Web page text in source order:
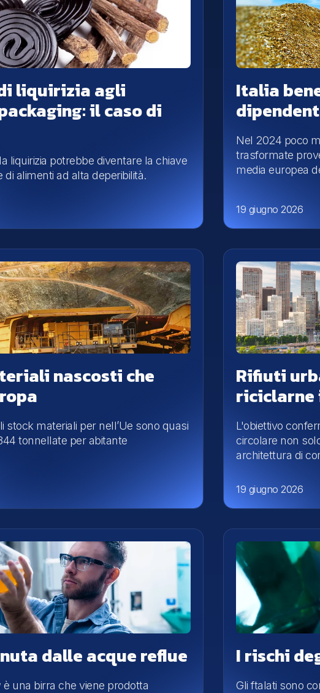
liquirizia agli
il caso di
liquirizia potrebbe diventare la chiave
alimenti ad alta deperibilità.
Italia
Nel 2024 poco
trasformate
media europea
19 giugno 2026
nascosti che
stock materiali per nell’Ue sono quasi
tonnellate per abitante
Rifiuti
riciclarne
L'obiettivo
circolare non
architettura di
19 giugno 2026
dalle acque reflue
è una birra che viene prodotta
I rischi
Gli ftalati sono